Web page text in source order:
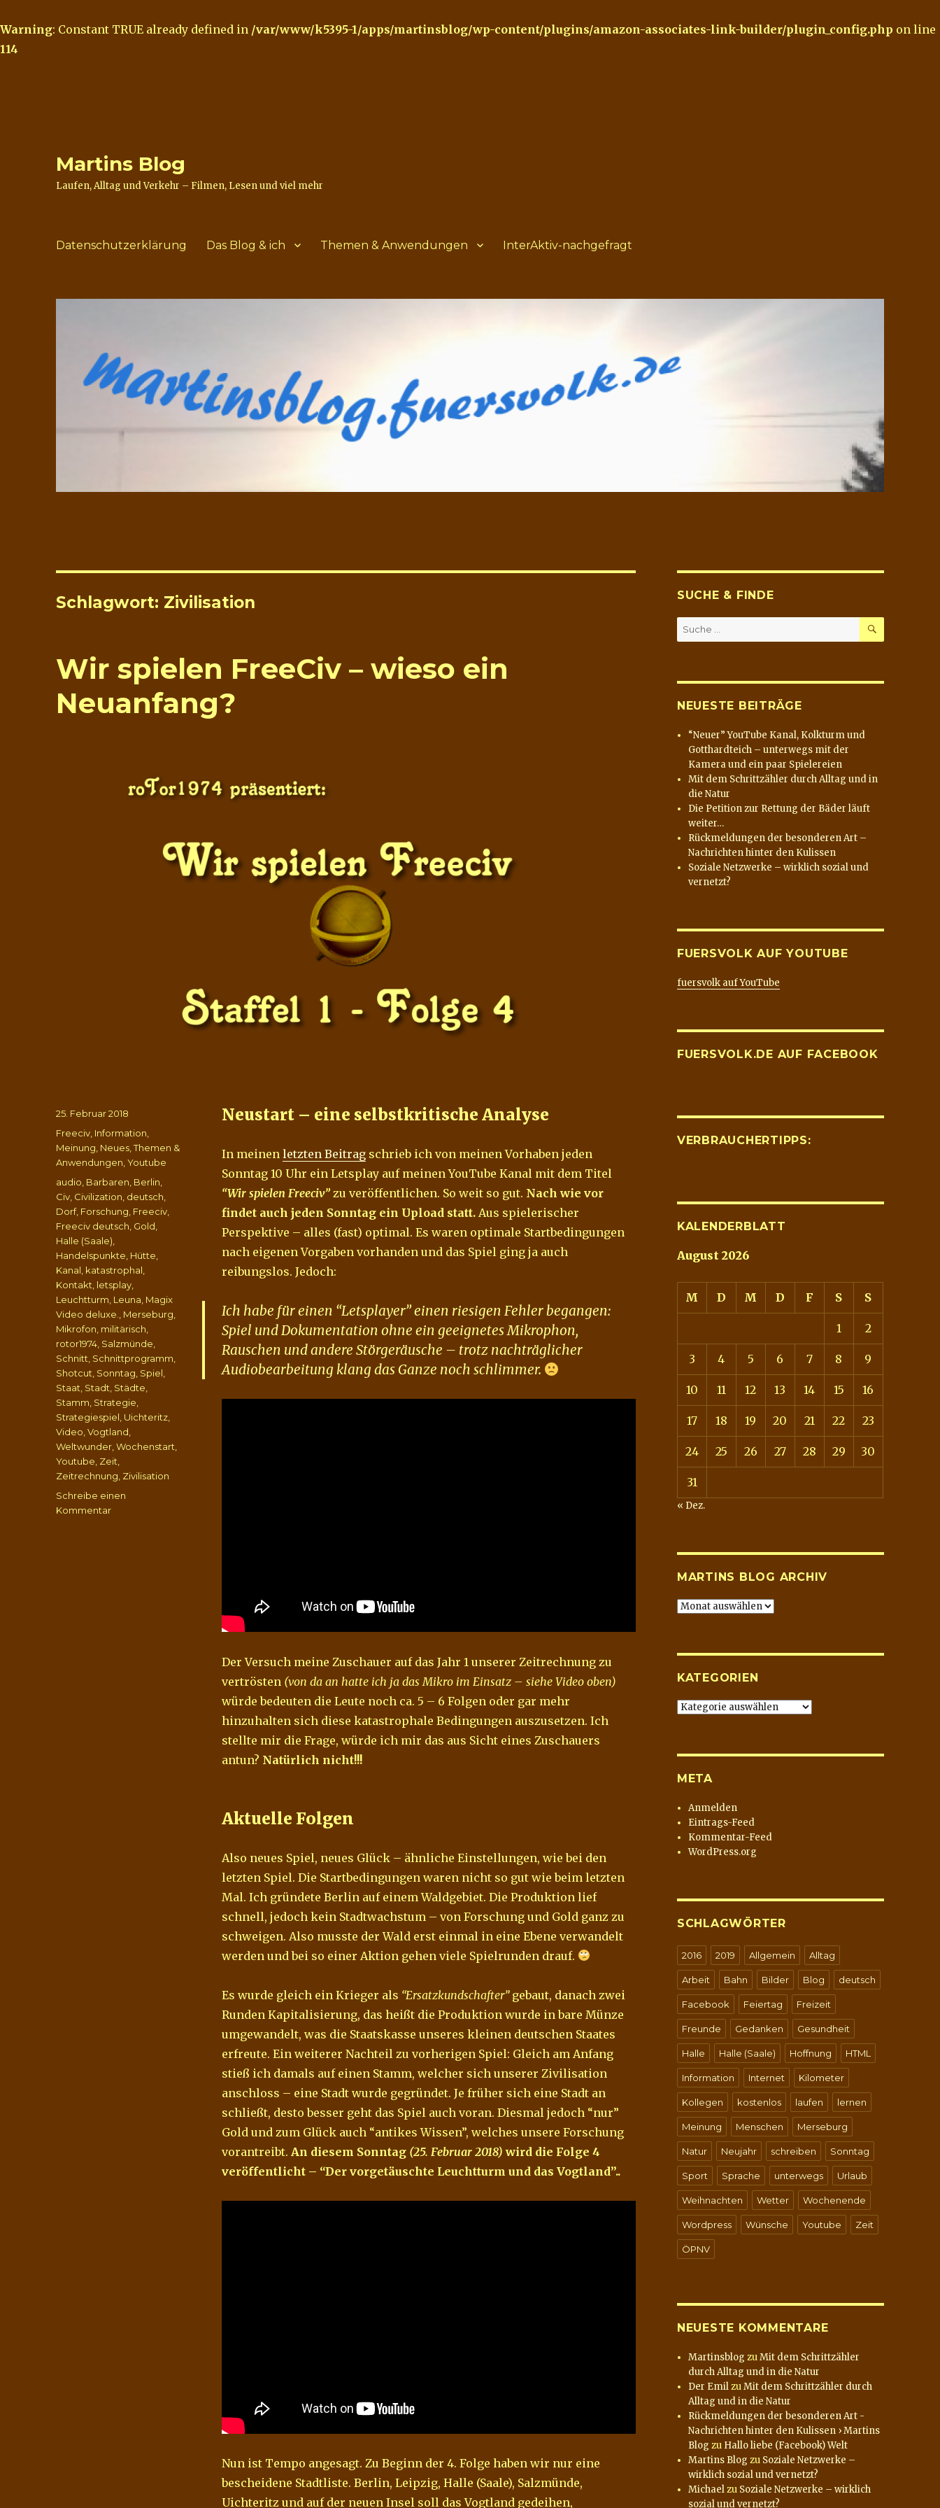
Warning: Constant TRUE already defined in /var/www/k5395-1/apps/martinsblog/wp-content/plugins/amazon-associates-link-builder/plugin_config.php on line
114
Martins Blog
Laufen, Alltag und Verkehr – Filmen, Lesen und viel mehr
Datenschutzerklärung Das Blog & ich Themen & Anwendungen InterAktiv-nachgefragt
Schlagwort: Zivilisation
Wir spielen FreeCiv – wieso ein
Neuanfang?
Neustart – eine selbstkritische Analyse
In meinen letzten Beitragschrieb ich von meinen Vorhaben jeden
Sonntag 10 Uhr ein Letsplay auf meinen YouTube Kanal mit dem Titel
“Wir spielen Freeciv”zu veröffentlichen. So weit so gut. Nach wie vor
findet auch jeden Sonntag ein Upload statt.Aus spielerischer
Perspektive – alles (fast) optimal. Es waren optimale Startbedingungen
nach eigenen Vorgaben vorhanden und das Spiel ging ja auch
reibungslos. Jedoch:
Ich habe für einen “Letsplayer” einen riesigen Fehler begangen:
Spiel und Dokumentation ohne ein geeignetes Mikrophon,
Rauschen und andere Störgeräusche – trotz nachträglicher
Audiobearbeitung klang das Ganze noch schlimmer.
Der Versuch meine Zuschauer auf das Jahr 1 unserer Zeitrechnung zu
vertrösten (von da an hatte ich ja das Mikro im Einsatz – siehe Video oben)
würde bedeuten die Leute noch ca. 5 – 6 Folgen oder gar mehr
hinzuhalten sich diese katastrophale Bedingungen auszusetzen. Ich
stellte mir die Frage, würde ich mir das aus Sicht eines Zuschauers
antun? Natürlich nicht!!!
Aktuelle Folgen
Also neues Spiel, neues Glück – ähnliche Einstellungen, wie bei den
letzten Spiel. Die Startbedingungen waren nicht so gut wie beim letzten
Mal. Ich gründete Berlin auf einem Waldgebiet. Die Produktion lief
schnell, jedoch kein Stadtwachstum – von Forschung und Gold ganz zu
schweigen. Also musste der Wald erst einmal in eine Ebene verwandelt
werden und bei so einer Aktion gehen viele Spielrunden drauf.
Es wurde gleich ein Krieger als “Ersatzkundschafter”gebaut, danach zwei
Runden Kapitalisierung, das heißt die Produktion wurde in bare Münze
umgewandelt, was die Staatskasse unseres kleinen deutschen Staates
erfreute. Ein weiterer Nachteil zu vorherigen Spiel: Gleich am Anfang
stieß ich damals auf einen Stamm, welcher sich unserer Zivilisation
anschloss – eine Stadt wurde gegründet. Je früher sich eine Stadt an
schließt, desto besser geht das Spiel auch voran. Diesmal jedoch “nur”
Gold und zum Glück auch “antikes Wissen”, welches unsere Forschung
vorantreibt. An diesem Sonntag (25. Februar 2018) wird die Folge 4
veröffentlicht – “Der vorgetäuschte Leuchtturm und das Vogtland”..
Nun ist Tempo angesagt. Zu Beginn der 4. Folge haben wir nur eine
bescheidene Stadtliste. Berlin, Leipzig, Halle (Saale), Salzmünde,
Uichteritz und auf der neuen Insel soll das Vogtland gedeihen,
Veröffentlicht
am
25. Februar 2018
Kategorien
Freeciv, Information,
Meinung, Neues,Themen &
Anwendungen,Youtube
Schlagwörter
audio, Barbaren, Berlin,
Civ, Civilization, deutsch,
Dorf, Forschung, Freeciv,
Freeciv deutsch, Gold,
Halle (Saale),
Handelspunkte, Hütte,
Kanal, katastrophal,
Kontakt, letsplay,
Leuchtturm, Leuna, Magix
Video deluxe., Merseburg,
Mikrofon, militärisch,
rotor1974, Salzmünde,
Schnitt, Schnittprogramm,
Shotcut, Sonntag, Spiel,
Staat, Stadt, Städte,
Stamm, Strategie,
Strategiespiel, Uichteritz,
Video,Vogtland,
Weltwunder,Wochenstart,
Youtube, Zeit,
Zeitrechnung, Zivilisation
Schreibe einen
Kommentarzu
SUCHE & FINDE
Suche
nach:
SUCHEN
NEUESTE BEITRÄGE
“Neuer” YouTube Kanal, Kolkturm und
Gotthardteich – unterwegs mit der
Kamera und ein paar Spielereien
Mit dem Schrittzähler durch Alltag und in
die Natur
Die Petition zur Rettung der Bäder läuft
weiter…
Rückmeldungen der besonderen Art –
Nachrichten hinter den Kulissen
Soziale Netzwerke – wirklich sozial und
vernetzt?
FUERSVOLK AUF YOUTUBE
fuersvolk auf YouTube
FUERSVOLK.DE AUF FACEBOOK
VERBRAUCHERTIPPS:
KALENDERBLATT
August 2026
M D M D F S S
1 2
3 4 5 6 7 8 9
10 11 12 13 14 15 16
17 18 19 20 21 22 23
24 25 26 27 28 29 30
31
« Dez.
MARTINS BLOG ARCHIV
Martins
KATEGORIEN
Kategorien
META
Anmelden
Eintrags-Feed
Kommentar-Feed
WordPress.org
SCHLAGWÖRTER
2016 2019 Allgemein Alltag
Arbeit Bahn Bilder Blog deutsch
Facebook Feiertag Freizeit
Freunde Gedanken Gesundheit
Halle Halle (Saale) Hoffnung HTML
Information Internet Kilometer
Kollegen kostenlos laufen lernen
Meinung Menschen Merseburg
Natur Neujahr schreiben Sonntag
Sport Sprache unterwegs Urlaub
Weihnachten Wetter Wochenende
Wordpress Wünsche Youtube Zeit
ÖPNV
NEUESTE KOMMENTARE
Martinsblog zuMit dem Schrittzähler
durch Alltag und in die Natur
Der EmilzuMit dem Schrittzähler durch
Alltag und in die Natur
Rückmeldungen der besonderen Art -
Nachrichten hinter den Kulissen › Martins
Blog zu Hallo liebe (Facebook) Welt
Martins Blog zu Soziale Netzwerke –
wirklich sozial und vernetzt?
Michaelzu Soziale Netzwerke – wirklich
sozial und vernetzt?